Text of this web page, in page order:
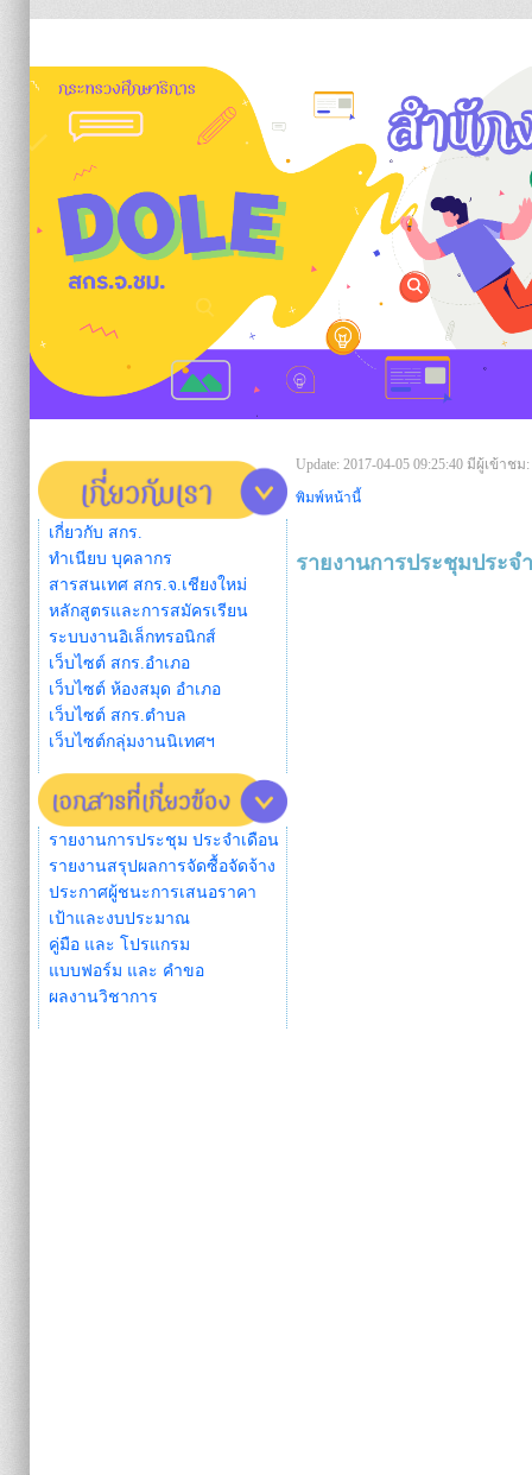
เกี่ยวกับ สกร.
ทำเนียบ บุคลากร
สารสนเทศ สกร.จ.เชียงใหม่
หลักสูตรและการสมัครเรียน
ระบบงานอิเล็กทรอนิกส์
เว็บไซต์ สกร.อำเภอ
เว็บไซต์ ห้องสมุด อำเภอ
เว็บไซต์ สกร.ตำบล
เว็บไซต์กลุ่มงานนิเทศฯ
รายงานการประชุม ประจำเดือน
รายงานสรุปผลการจัดซื้อจัดจ้าง
ประกาศผู้ชนะการเสนอราคา
เป้าและงบประมาณ
คู่มือ และ โปรแกรม
แบบฟอร์ม และ คำขอ
ผลงานวิชาการ
Update: 2017-04-05 09:25:40 มีผู้เข้าชม:
พิมพ์หน้านี้
รายงานการประชุมประจ